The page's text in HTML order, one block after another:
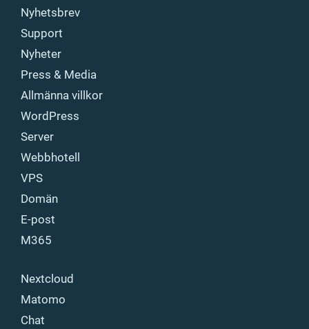
Nyhetsbrev
Support
Nyheter
Press & Media
Allmänna villkor
WordPress
Server
Webbhotell
VPS
Domän
E-post
M365
Nextcloud
Matomo
Chat